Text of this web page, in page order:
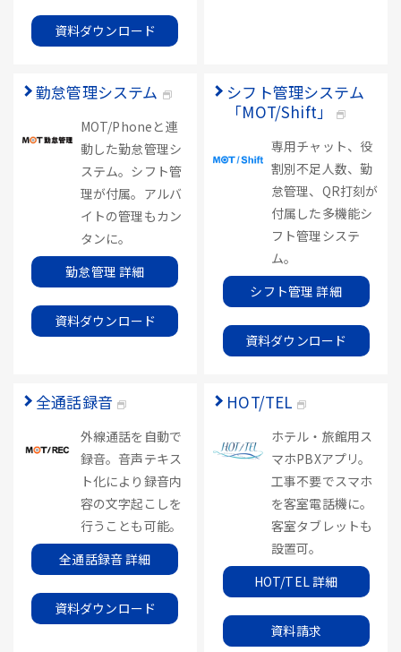
資料ダウンロード
勤怠管理システム
MOT/Phoneと連
動した勤怠管理シ
ステム。シフト管
理が付属。アルバ
イトの管理もカン
タンに。
勤怠管理 詳細
資料ダウンロード
シフト管理システム
「MOT/Shift」
専用チャット、役
割別不足人数、勤
怠管理、QR打刻が
付属した多機能シ
フト管理システ
ム。
シフト管理 詳細
資料ダウンロード
全通話録音
外線通話を自動で
録音。音声テキス
ト化により録音内
容の文字起こしを
行うことも可能。
全通話録音 詳細
資料ダウンロード
HOT/TEL
ホテル・旅館用ス
マホPBXアプリ。
工事不要でスマホ
を客室電話機に。
客室タブレットも
設置可。
HOT/TEL 詳細
資料請求